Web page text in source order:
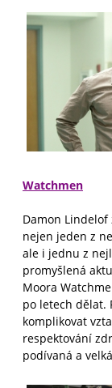
Watchmen
Damon
nejen jeden z
ale i jednu z
promyšlená
Moora
po letech dělat.
komplikovat
respektování
podívaná a